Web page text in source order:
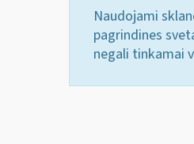
Naudojami
pagrindines
negali tinkamai